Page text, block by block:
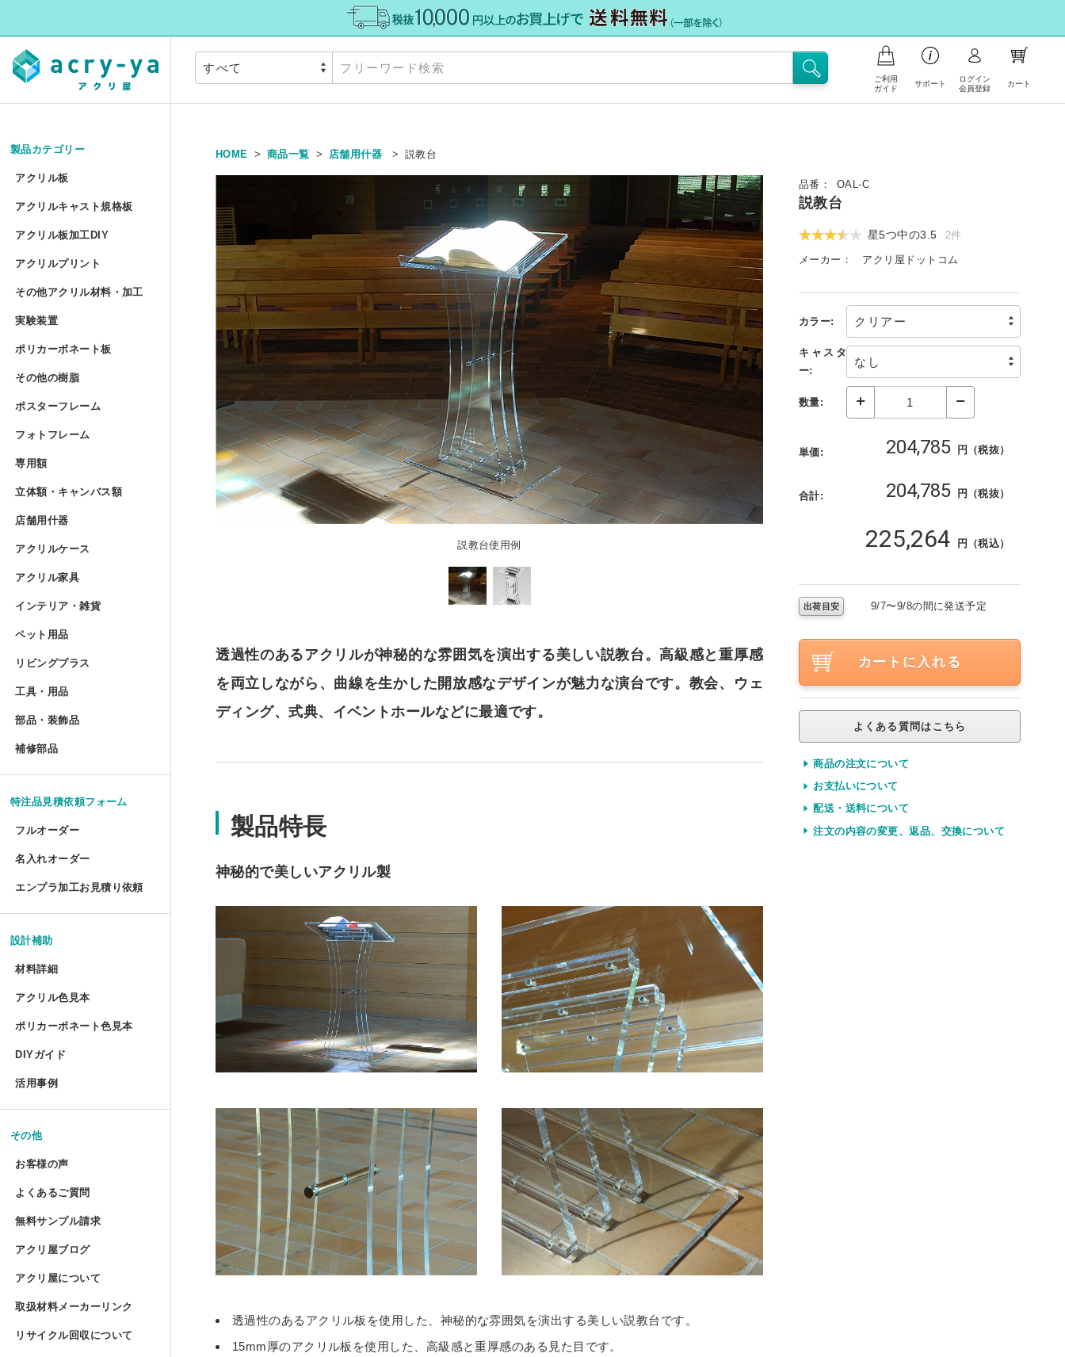
ご利用
ガイド
配送・送料について
注文の内容の変更、返品・交換につい
て
サイトの使い方
サポート
フリー注文
FAX注文に関するご案内
注文キャンセル依頼
不良/破損/製品違いの交換・不足部品ご
請求のお申込み
ログイン
会員登録
カート
製品カテゴリー
アクリル板 アクリル板»
アクリル押出板 規格サイズ
アクリル押出板 フリーカット
アクリルキャスト板 フリーカット
アクリル低反射板（ノングレア） 規格サイズ
アクリル低反射板（ノングレア） フリーカット
アクリル精密薄板
アクリル集光板
アクリルミラー板
アクリル制電板（静電気防止） フリーカット
アクリルプリズムシート フリーカット
アクリル厚板 フリーカット
アクリルキャスト規格板 アクリルキャスト規格板
アクリル板加工DIY アクリル板加工DIY»
アクリル板加工 セミオーダー
アクリル円板加工 セミオーダー
Lの字曲げ加工 セミオーダー
コの字ディスプレイ台 セミオーダー
階段手すりアクリルパネル セミオーダー
アクリル板レーザー加工（カット・彫刻）サービス
アクリルプリント アクリルプリント»
アクリル板UV印刷 セミオーダー
アクリルブロックUV印刷 規格サイズ
アクリルケースUV印刷 セミオーダー
その他アクリル材料・加工 その他アクリル材料・加工
アクリルパイプ/丸棒加工 セミオーダー
UVプリント用 アクリルブロックセット（透明）
アクリルブロック クリアー
アクリルブロック クリアー 正方形厚板
アクリルドーム（半球） 射出成形品
実験装置 実験装置»
アクリルフランジ セミオーダー
アクリル実験装置・レンズ
ポリカーボネート板 ポリカーボネート板»
ポリカーボネート板 フリーカット
アイリスポリカシート（両面耐候処理 ポリカ板）フリーカット
ポリカーボネート板 規格サイズ
アイリスポリカシート（両面耐候処理 ポリカ板）規格サイズ
カーポート屋根修理材 フリーカット
ポリカーボネート型模様板 規格サイズ
その他の樹脂 その他の樹脂»
ポリスチレン型板 フリーカット
塩ビパンチング（穴開き）板 フリーカット
ワーロンパワーマット セミオーダー
ポスターフレーム ポスターフレーム»
ポスターフレーム スタンダード
ポスターフレーム スタンダード セミオーダー
ポスターフレーム フロート・ピクチャーレール用 セミオーダー
ポスターフレーム 屋外用・簡易防水 セミオーダー
ポスターフレーム スタンダード スタンド専用
大型ポスターフレームスタンドタイプ
フォトフレーム フォトフレーム»
フォトフレーム スタンダード スタンド専用
フォトフレーム スタンダード 壁掛け専用
フォトフレーム フロートタイプ セミオーダー
マグネットフォトフレーム
L判フォトフレーム カラーズフィット
フォトフレーム ソリッドタイプ
フォトフレーム チェキ専用
専用額 専用額»
ユニフォーム額
ジグソーパズル額 セミオーダー
LPレコード盤フレーム
レコード額シングルサイズ
手ぬぐい額
コレクションフレーム セミオーダー
立体額・キャンバス額 立体額・キャンバス額»
油彩キャンバス立体額
店舗用什器 »
説教台
貴名受（名刺入れ）
アクリルケース
けんどん式アクリルケース セミオーダー
円柱アクリルケース セミオーダー
ガルウイングケース セミオーダー
鉄道模型Nゲージ用アクリルケース セミオーダー
アクリルひな壇ディスプレイ台 セミオーダー
けんどん式アクリルケース ひな壇付き セミオーダー
サッカーボールケース
箱型アクリルケース
けんどん式アクリルケース
ガルウイングケース
ミニカー専用アクリルコレクションケース
箱型アクリルケース 積み重ねタイプ
アクリル家具
アクリル壁面棚 セミオーダー
メタルラック棚板シート セミオーダー
ディスプレイラック セミオーダー
ワゴン
アレンジシェルフ
アクリルテーブル
液晶テレビ保護パネル ベルトタイプ セミオーダー
液晶テレビ保護パネル セミオーダー
テーブルマット セミオーダー
インテリア・雑貨
レコードプレーヤーカバー セミオーダー
キーボードラック
ビスマスキューブ（アクリルキューブ）
ペット用品
犬トイレ
犬トイレ セミオーダー
犬トイレ コーナータイプ
バードケージケース 扉付き
バードケージケース 扉付き セミオーダー
水槽ふた用ポリカーボネート板加工 セミオーダー
爬虫類ケージ（水槽）
ハムスターケース セミオーダー
リビングプラス リビングプラス»
ドロップレット・インセンスホルダー
カトリ・スタンド
アクリル ペントレイ
ブロックベース
キュービック・サークル
カップ 'フロート'
マガジンハンガー
アクリ・ラック
プライベート アクアリウム
ミズ・アカリ
工具・用品 工具・用品»
部品・装飾品 部品・装飾品»
補修部品
特注品見積依頼フォーム
フルオーダー
フォームでのお見積もり依頼
名入れオーダー
かんたん書体彫刻
UVインクジェット印刷
エンプラ加工お見積り依頼
フォームでのお見積もり依頼
設計補助
材料詳細
ポリカーボネートの特性と種類
お手入れ方法
取り扱い注意
物性と耐薬品性
許容寸法公差と重量
アクリル色見本
ポリカーボネート色見本
DIYガイド
切る／削る
穴を開ける
端面仕上げ
磨き／面取り
メンテナンス
活用事例
コレクション
額装関係
家具雑貨
リフォーム/屋内外装飾
Acky/M-acky
その他
お客様の声
ご購入時
ご購入後
よくあるご質問
フルオーダー（特注）
アクリル板
ポリカーボネート板
無料サンプル請求
アクリル板無料サンプルご請求フォーム
キャストカラー板サンプル請求
アクリ屋ブログ
アクリ屋コラム
アクリ屋について
営業日のご案内
取扱材料メーカーリンク
リサイクル回収について
HOME 商品一覧 店舗用什器 説教台
品番： OAL-C
説教台
星5つ中の3.5 2件
メーカー： アクリ屋ドットコム
カラー:
キャスタ
ー:
数量:
単価: 204,785 円（税抜）
合計: 204,785 円（税抜）
225,264 円（税込）
出荷目安 9/7〜9/8の間に発送予定
カートに入れる
よくある質問はこちら
商品の注文について
お支払いについて
配送・送料について
注文の内容の変更、返品、交換について
説教台使用例
透過性のあるアクリルが神秘的な雰囲気を演出する美しい説教台。高級感と重厚感
を両立しながら、曲線を生かした開放感なデザインが魅力な演台です。教会、ウェ
ディング、式典、イベントホールなどに最適です。
製品特長
神秘的で美しいアクリル製
透過性のあるアクリル板を使用した、神秘的な雰囲気を演出する美しい説教台です。
15mm厚のアクリル板を使用した、高級感と重厚感のある見た目です。